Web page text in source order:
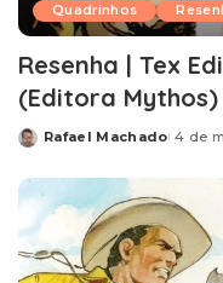
Quadrinhos
Resenha | Tex
(Editora Mythos)
Posted
Rafael Machado 4 de